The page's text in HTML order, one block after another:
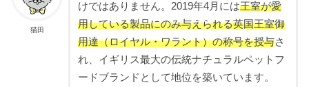
猫田
けではありません。2019年4月には王室が愛
用している製品にのみ与えられる英国王室御
用達（ロイヤル・ワラント）の称号を授与さ
れ、イギリス最大の伝統ナチュラルペットフ
ードブランドとして地位を築いています。